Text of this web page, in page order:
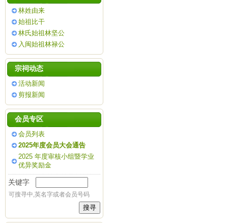
林姓由来
始祖比干
林氏始祖林坚公
入闽始祖林禄公
宗祠动态
活动新闻
剪报新闻
会员专区
会员列表
2025年度会员大会通告
2025 年度审核小组暨学业
优异奖励金
关键字
可搜寻中,英名字或者会员号码